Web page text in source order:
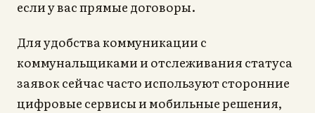
если у вас прямые договоры.
Для удобства коммуникации с
коммунальщиками и отслеживания статуса
заявок сейчас часто используют сторонние
цифровые сервисы и мобильные решения,